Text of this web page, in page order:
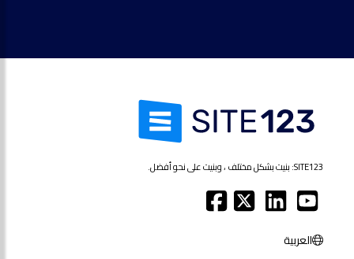
SITE123: بنيت بشكل مختلف ، وبنيت على نحو أفضل.
العربية